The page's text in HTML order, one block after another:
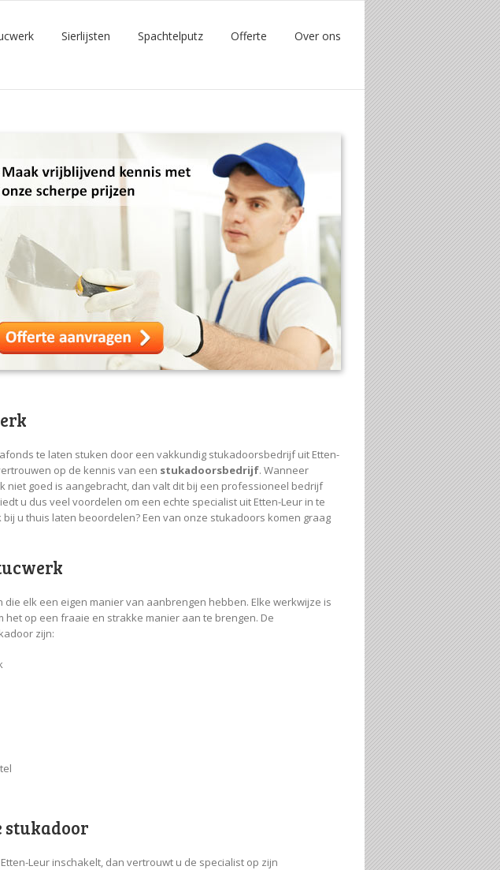
Sierlijsten Spachtelputz Offerte Over ons
te laten stuken door een vakkundig stukadoorsbedrijf uit Etten-
op de kennis van een stukadoorsbedrijf. Wanneer
niet goed is aangebracht, dan valt dit bij een professioneel bedrijf
u dus veel voordelen om een echte specialist uit Etten-Leur in te
bij u thuis laten beoordelen? Een van onze stukadoors komen graag
die elk een eigen manier van aanbrengen hebben. Elke werkwijze is
het op een fraaie en strakke manier aan te brengen. De
zijn:
stukadoor
Leur inschakelt, dan vertrouwt u de specialist op zijn